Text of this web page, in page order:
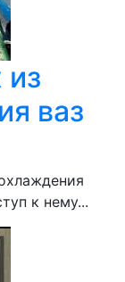
из
ваз
к нему...